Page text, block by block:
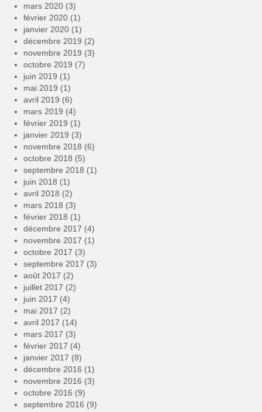
mars 2020 (3)
février 2020 (1)
janvier 2020 (1)
décembre 2019 (2)
novembre 2019 (3)
octobre 2019 (7)
juin 2019 (1)
mai 2019 (1)
avril 2019 (6)
mars 2019 (4)
février 2019 (1)
janvier 2019 (3)
novembre 2018 (6)
octobre 2018 (5)
septembre 2018 (1)
juin 2018 (1)
avril 2018 (2)
mars 2018 (3)
février 2018 (1)
décembre 2017 (4)
novembre 2017 (1)
octobre 2017 (3)
septembre 2017 (3)
août 2017 (2)
juillet 2017 (2)
juin 2017 (4)
mai 2017 (2)
avril 2017 (14)
mars 2017 (3)
février 2017 (4)
janvier 2017 (8)
décembre 2016 (1)
novembre 2016 (3)
octobre 2016 (9)
septembre 2016 (9)